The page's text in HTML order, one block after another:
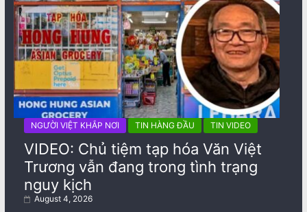
NGƯỜI VIỆT KHẮP NƠI TIN HÀNG ĐẦU TIN VIDEO
VIDEO: Chủ tiệm tạp hóa Văn Việt
Trương vẫn đang trong tình trạng
nguy kịch
August 4, 2026